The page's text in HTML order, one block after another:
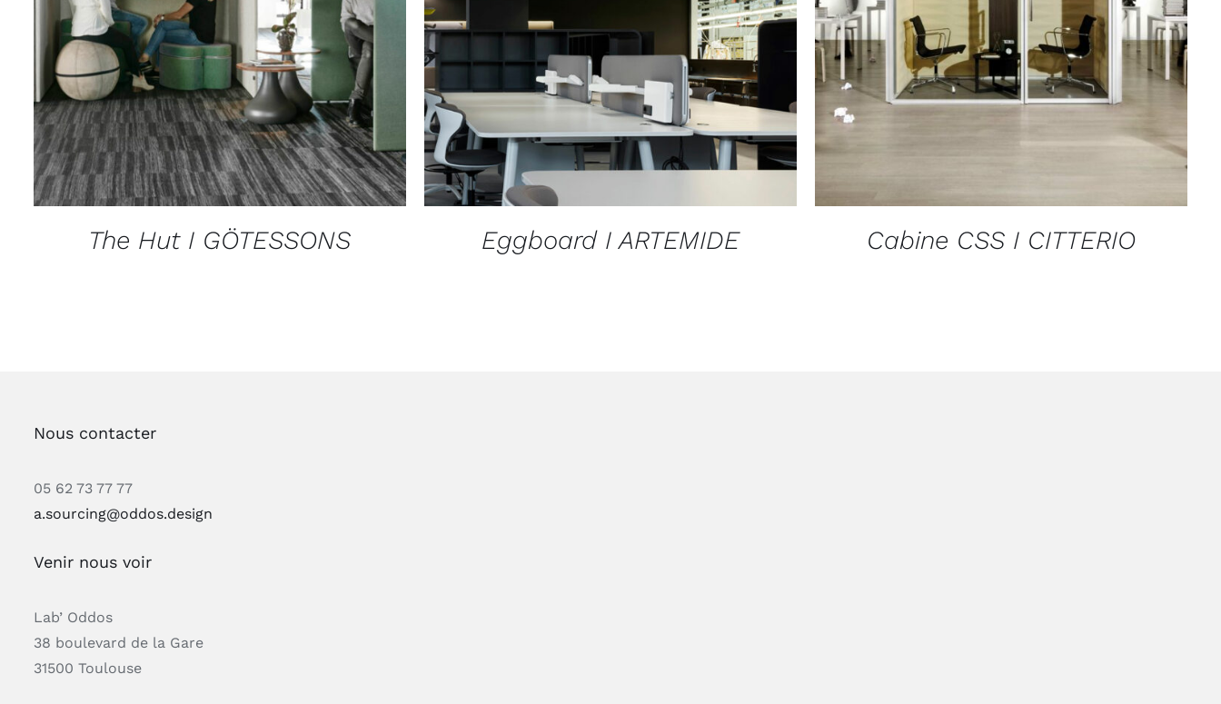
The Hut I GÖTESSONS Eggboard I ARTEMIDE Cabine CSS I CITTERIO
Nous contacter
05 62 73 77 77
a.sourcing@oddos.design
Venir nous voir
Lab’ Oddos
38 boulevard de la Gare
31500 Toulouse